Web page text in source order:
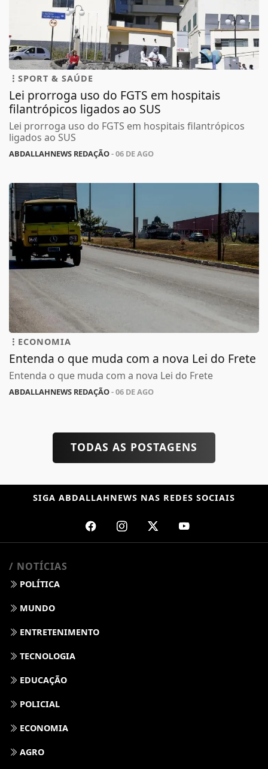
SPORT & SAÚDE
Lei prorroga uso do FGTS em hospitais
filantrópicos ligados ao SUS
Lei prorroga uso do FGTS em hospitais filantrópicos
ligados ao SUS
ABDALLAHNEWS REDAÇÃO- 06 DE AGO
ECONOMIA
Entenda o que muda com a nova Lei do Frete
Entenda o que muda com a nova Lei do Frete
ABDALLAHNEWS REDAÇÃO- 06 DE AGO
TODAS AS POSTAGENS
SIGA ABDALLAHNEWS NAS REDES SOCIAIS
/ NOTÍCIAS
POLÍTICA
MUNDO
ENTRETENIMENTO
TECNOLOGIA
EDUCAÇÃO
POLICIAL
ECONOMIA
AGRO